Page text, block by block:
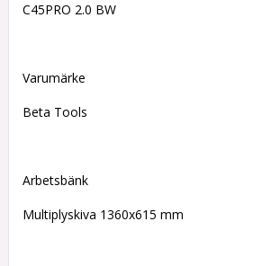
C45PRO 2.0 BW
Varumärke
Beta Tools
Arbetsbänk
Multiplyskiva 1360x615 mm